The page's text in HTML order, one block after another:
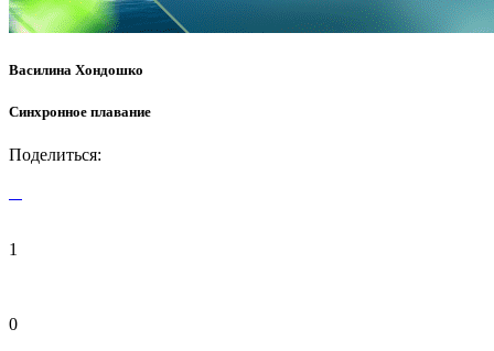
Василина Хондошко
Синхронное плавание
Поделиться:
1
0